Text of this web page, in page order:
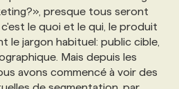
presque tous seront
le quoi et le qui, le produit
le jargon habituel: public cible,
Mais depuis les
avons commencé à voir des